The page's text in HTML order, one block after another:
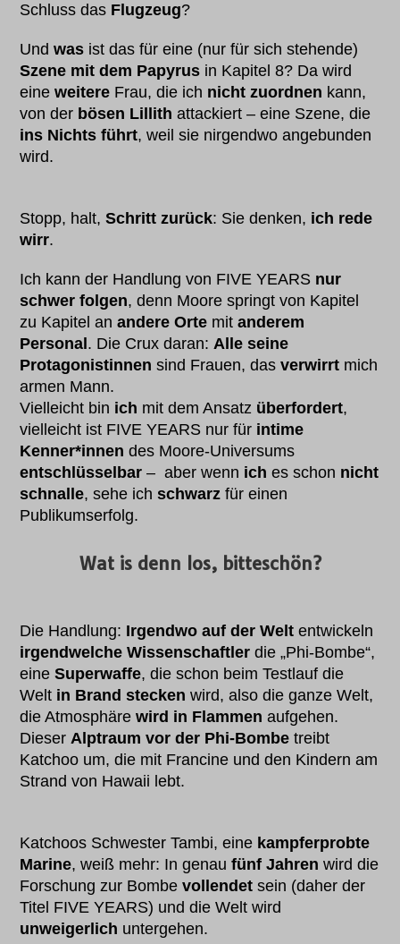
Schluss das Flugzeug?
Undwas ist das für eine (nur für sich stehende)
Szene mit dem Papyrus in Kapitel 8? Da wird
eineweitere Frau, die ich nicht zuordnen kann,
von der bösen Lillith attackiert – eine Szene, die
ins Nichts führt, weil sie nirgendwo angebunden
wird.
Stopp, halt,Schritt zurück: Sie denken, ich rede
wirr.
Ich kann der Handlung von FIVE YEARS nur
schwer folgen, denn Moore springt von Kapitel
zu Kapitel anandere Orte mitanderem
Personal . Die Crux daran:Alle seine
Protagonistinnen sind Frauen, dasverwirrt mich
armen Mann.
Vielleicht bin ich mit dem Ansatz überfordert,
vielleicht ist FIVE YEARS nur für intime
Kenner*innendes Moore-Universums
entschlüsselbar – aber wenn ich es schon nicht
schnalle, sehe ichschwarz für einen
Publikumserfolg.
Wat is denn los, bitteschön?
Die Handlung: Irgendwo auf der Welt entwickeln
irgendwelche Wissenschaftler die „Phi-Bombe“,
eineSuperwaffe, die schon beim Testlauf die
Welt in Brand stecken wird, also die ganze Welt,
die Atmosphärewird in Flammen aufgehen.
DieserAlptraum vor der Phi-Bombe treibt
Katchoo um, die mit Francine und den Kindern am
Strand von Hawaii lebt.
Katchoos Schwester Tambi, eine kampferprobte
Marine, weiß mehr: In genaufünf Jahren wird die
Forschung zur Bombevollendet sein (daher der
Titel FIVE YEARS) und die Welt wird
unweigerlich untergehen.